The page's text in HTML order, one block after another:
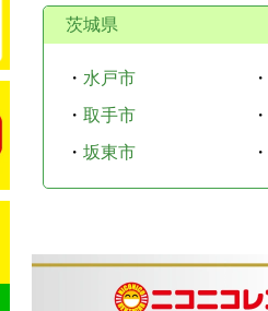
茨城県
・ 水戸市 ・
・ 取手市 ・
・ 坂東市 ・